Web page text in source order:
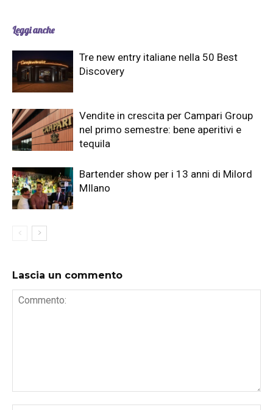
Leggi anche
Tre new entry italiane nella 50 Best
Discovery
Vendite in crescita per Campari Group
nel primo semestre: bene aperitivi e
tequila
Bartender show per i 13 anni di Milord
MIlano
Lascia un commento